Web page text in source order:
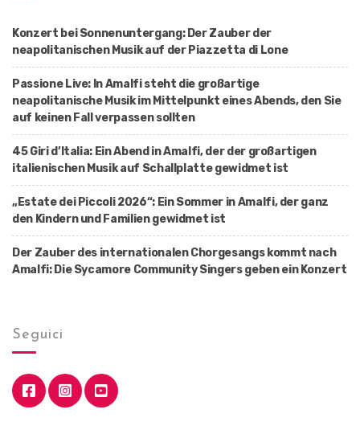
Konzert bei Sonnenuntergang: Der Zauber der
neapolitanischen Musik auf der Piazzetta di Lone
Passione Live: In Amalfi steht die großartige
neapolitanische Musik im Mittelpunkt eines Abends, den Sie
auf keinen Fall verpassen sollten
45 Giri d’Italia: Ein Abend in Amalfi, der der großartigen
italienischen Musik auf Schallplatte gewidmet ist
„Estate dei Piccoli 2026“: Ein Sommer in Amalfi, der ganz
den Kindern und Familien gewidmet ist
Der Zauber des internationalen Chorgesangs kommt nach
Amalfi: Die Sycamore Community Singers geben ein Konzert
Seguici